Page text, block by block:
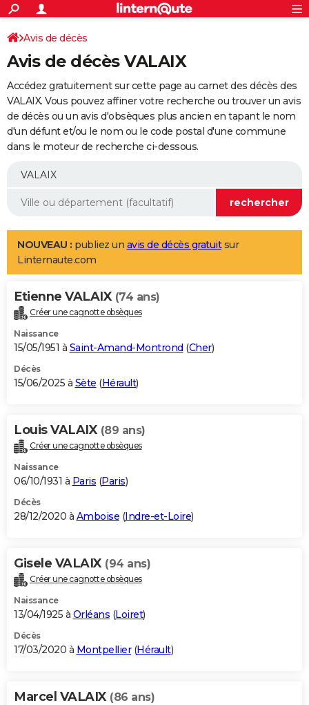
ACTUALITÉS
Politique
Société
Faits Divers
Education
Monde
Villes
+
SPORT
Coupe du monde 2026
Football
Tennis
Cyclisme
Rugby
Forum
Programme TV
TNT
Streaming
Cinéma
Sorties cinéma
Musique
+
FINANCE
Retraite
Impôts
Epargne
Immobilier
Risques naturels par ville
Banque
Assurance
Crédit
AUTO
Essais
Réserver un essai
Citadines
Berlines
SUV
Forum auto
+
Mobiles
Meilleur smartphone
Internet
Ordinateurs
Jeux vidéo
Guide high-tech
Aménagement intérieur
LIFESTYLE
Art de vivre
Bien-être
Loisirs
Mode
Modes de vie
Alimentation
Guide de la santé
Maladies
Médicaments
Sommeil
VOYAGE
Destinations
City break
Voyage nature
Voyage de noces
Forum
Climat
+PHOTO
GUIDES D'ACHAT
BONS PLANS
Carte de Noël
Carte Bonne année
Carte Saint-Valentin
Carte Pâques
Carte d'anniversaire
DICTIONNAIRE
Dictionnaire
Biographies
Citations
Expressions
Proverbes
PROGRAMME TV
S'inscrire
Se connecter
Lycées
Collèges
Primaires
Universités
Entreprises
Service militaire
Avis de recherche
AVIS DE DÉCÈS
Bricolage
Lifestyle
Culture
Sport
Auto
Television
Voyage
Cinema
Avis de décès
Avis de décès VALAIX
Accédez gratuitement sur cette page au carnet des décès des
VALAIX. Vous pouvez affiner votre recherche ou trouver un avis
de décès ou un avis d'obsèques plus ancien en tapant le nom
d'un défunt et/ou le nom ou le code postal d'une commune
dans le moteur de recherche ci-dessous.
NOUVEAU : publiez un avis de décès gratuitsur
Linternaute.com
Etienne VALAIX (74 ans)
Créer une cagnotte obsèques
Naissance
15/05/1951 à Saint-Amand-Montrond (Cher)
Décès
15/06/2025 à Sète (Hérault)
Louis VALAIX (89 ans)
Créer une cagnotte obsèques
Naissance
06/10/1931 à Paris (Paris)
Décès
28/12/2020 à Amboise (Indre-et-Loire)
Gisele VALAIX (94 ans)
Créer une cagnotte obsèques
Naissance
13/04/1925 à Orléans (Loiret)
Décès
17/03/2020 à Montpellier(Hérault)
Marcel VALAIX (86 ans)